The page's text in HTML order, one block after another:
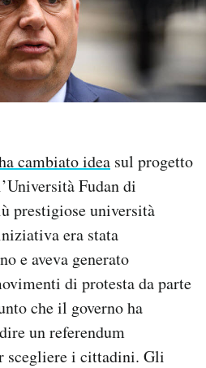
cambiato idea sul progetto
Fudan di
prestigiose università
era stata
e aveva generato
di protesta da parte
che il governo ha
un referendum
scegliere i cittadini. Gli